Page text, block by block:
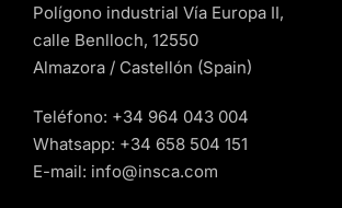
Polígono industrial Vía Europa II,
calle Benlloch, 12550
Almazora / Castellón (Spain)
Teléfono: +34 964 043 004
Whatsapp: +34 658 504 151
E-mail: info@insca.com